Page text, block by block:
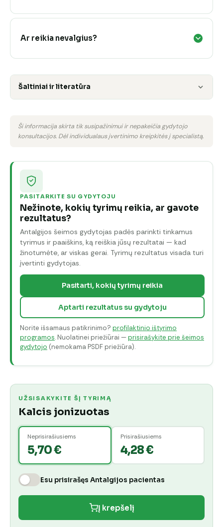
Ar reikia nevalgius?
Šaltiniai ir literatūra
Ši informacija skirta tik susipažinimui ir nepakeičia gydytojo
konsultacijos. Dėl individualaus įvertinimo kreipkitės į specialistą.
PASITARKITE SU GYDYTOJU
Nežinote, kokių tyrimų reikia, ar gavote
rezultatus?
Antalgijos šeimos gydytojas padės parinkti tinkamus
tyrimus ir paaiškins, ką reiškia jūsų rezultatai — kad
žinotumėte, ar viskas gerai. Tyrimų rezultatus visada turi
įvertinti gydytojas.
Pasitarti, kokių tyrimų reikia
Aptarti rezultatus su gydytoju
Norite išsamaus patikrinimo? profilaktinio ištyrimo
programos. Nuolatinei priežiūrai —prisirašykite prie šeimos
gydytojo (nemokama PSDF priežiūra).
UŽSISAKYKITE ŠĮ TYRIMĄ
Kalcis jonizuotas
Neprisirašiusiems
5,70 €
Prisirašiusiems
4,28 €
Esu prisirašęs Antalgijos pacientas
Į krepšelį